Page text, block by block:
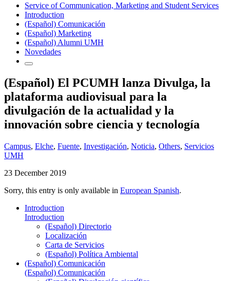
Service of Communication, Marketing and Student Services
Introduction
(Español) Comunicación
(Español) Marketing
(Español) Alumni UMH
Novedades
(Español) El PCUMH lanza Divulga, la
plataforma audiovisual para la
divulgación de la actualidad y la
innovación sobre ciencia y tecnología
Campus, Elche, Fuente, Investigación, Noticia, Others, Servicios
UMH
23 December 2019
Sorry, this entry is only available in European Spanish.
Introduction
Introduction
(Español) Directorio
Localización
Carta de Servicios
(Español) Política Ambiental
(Español) Comunicación
(Español) Comunicación